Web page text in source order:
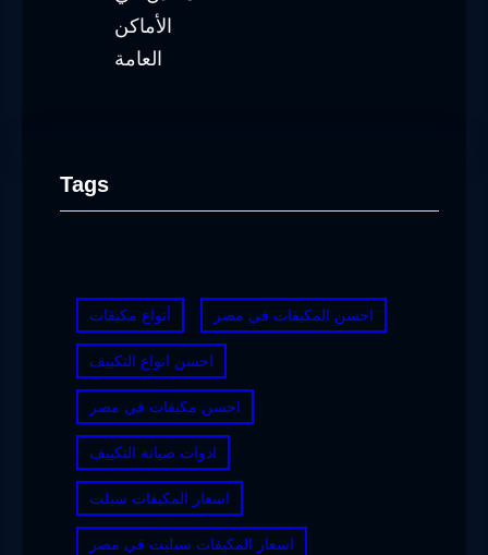
Tags
أنواع مكيفات احسن المكيفات في مصر
احسن انواع التكييف
احسن مكيفات في مصر
ادوات صيانة التكييف
اسعار المكيفات سبلت
اسعار المكيفات سبليت في مصر